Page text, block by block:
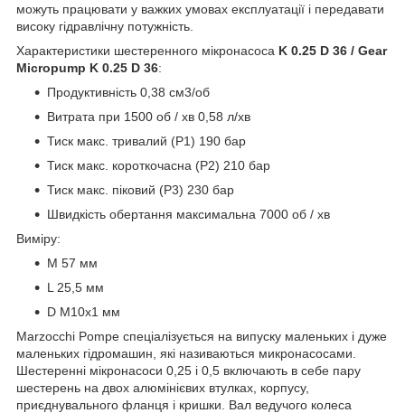
можуть працювати у важких умовах експлуатації і передавати
високу гідравлічну потужність.
Характеристики шестеренного мікронасоса K 0.25 D 36 / Gear
Micropump K 0.25 D 36:
Продуктивність 0,38 см3/об
Витрата при 1500 об / хв 0,58 л/хв
Тиск макс. тривалий (Р1) 190 бар
Тиск макс. короткочасна (Р2) 210 бар
Тиск макс. піковий (Р3) 230 бар
Швидкість обертання максимальна 7000 об / хв
Виміру:
M 57 мм
L 25,5 мм
D М10х1 мм
Marzocchi Pompe спеціалізується на випуску маленьких і дуже
маленьких гідромашин, які називаються микронасосами.
Шестеренні мікронасоси 0,25 і 0,5 включають в себе пару
шестерень на двох алюмінієвих втулках, корпусу,
приєднувального фланця і кришки. Вал ведучого колеса